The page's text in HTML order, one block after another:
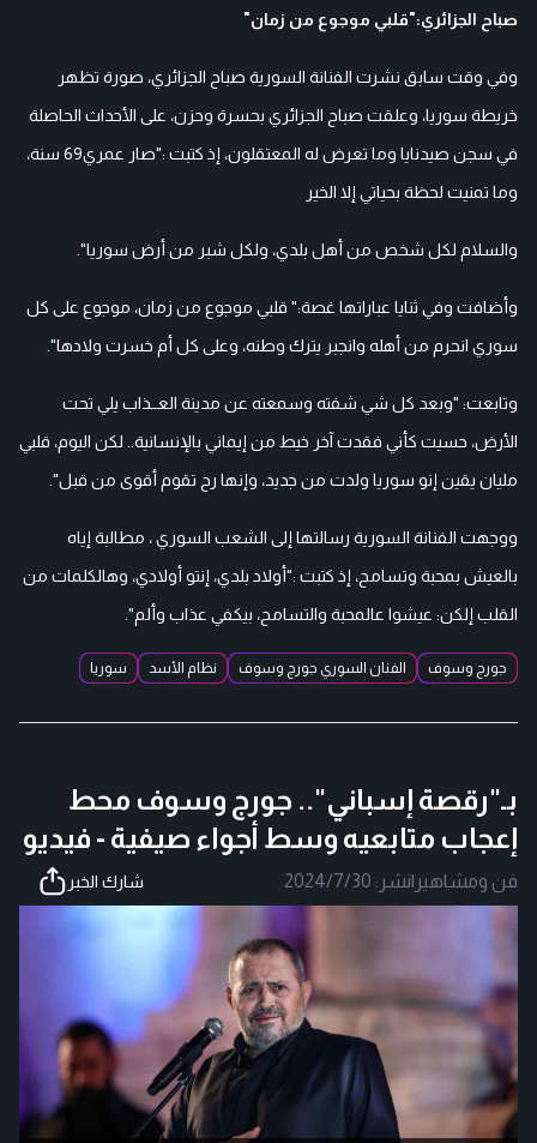
صباح الجزائري:"قلبي موجوع من زمان"
وفي وقت سابق نشرت الفنانة السورية صباح الجزائري، صورة تظهر
خريطة سوريا، وعلقت صباح الجزائري بحسرة وحزن، على الأحداث الحاصلة
في سجن صيدنايا وما تعرض له المعتقلون، إذ كتبت :"صار عمري69 سنة،
وما تمنيت لحظة بحياتي إلا الخير
والسلام لكل شخص من أهل بلدي، ولكل شبر من أرض سوريا".
وأضافت وفي ثنايا عباراتها غصة:" قلبي موجوع من زمان، موجوع على كل
سوري انحرم من أهله وانجبر يترك وطنه، وعلى كل أم خسرت ولادها".
وتابعت: "وبعد كل شي شفته وسمعته عن مدينة العــذاب يلي تحت
الأرض، حسيت كأني فقدت آخر خيط من إيماني بالإنسانية.. لكن اليوم، قلبي
مليان يقين إنو سوريا ولدت من جديد، وإنها رح تقوم أقوى من قبل".
ووجهت الفنانة السورية رسالتها إلى الشعب السوري ، مطالبة إياه
بالعيش بمحبة وتسامح، إذ كتبت :"أولاد بلدي، إنتو أولادي، وهالكلمات من
القلب إلكن: عيشوا عالمحبة والتسامح، بيكفي عذاب وألم".
جورج وسوف الفنان السوري جورج وسوف نظام الأسد سوريا
بـ"رقصة إسباني".. جورج وسوف محط
إعجاب متابعيه وسط أجواء صيفية - فيديو
فن ومشاهير |نشر: 2024/7/30 شارك الخبر